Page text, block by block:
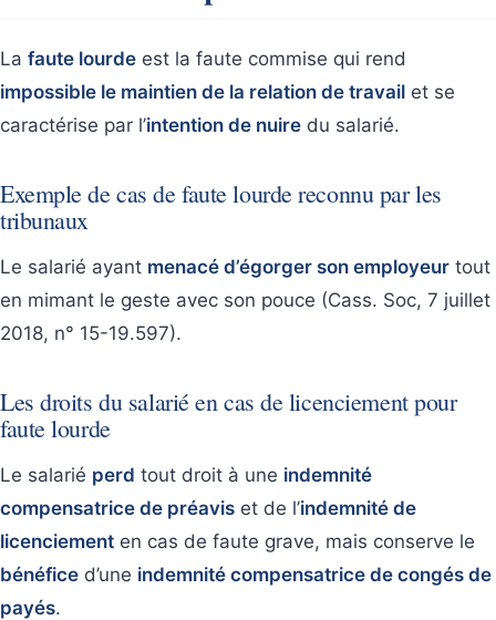
La faute lourde est la faute commise qui rend
impossible le maintien de la relation de travail et se
caractérise par l’intention de nuire du salarié.
Exemple de cas de faute lourde reconnu par les
tribunaux
Le salarié ayant menacé d’égorger son employeur tout
en mimant le geste avec son pouce (Cass. Soc, 7 juillet
2018, n° 15-19.597).
Les droits du salarié en cas de licenciement pour
faute lourde
Le salarié perd tout droit à une indemnité
compensatrice de préavis et de l’indemnité de
licenciement en cas de faute grave, mais conserve le
bénéfice d’une indemnité compensatrice de congés de
payés.